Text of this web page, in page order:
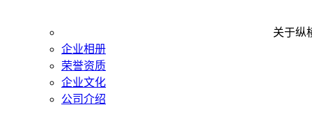
关于纵
企业相册
荣誉资质
企业文化
公司介绍